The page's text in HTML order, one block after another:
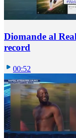
Diomande al
record
00:52